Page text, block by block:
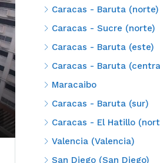
Caracas - Baruta (norte)
Caracas - Sucre (norte)
Caracas - Baruta (este)
Caracas - Baruta
Maracaibo
Caracas - Baruta (sur)
Caracas - El Hatillo
Valencia (Valencia)
San Diego (San Diego)